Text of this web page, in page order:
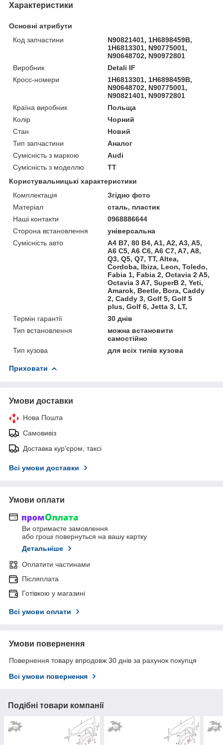
Характеристики
Основні атрибути
Код запчастини
N90821401, 1H6898459B,
1H6813301, N90775001,
N90648702, N90972801
Виробник
Detali IF
Кросс-номери
1H6813301, 1H6898459B,
N90648702, N90775001,
N90821401, N90972801
Країна виробник
Польща
Колір
Чорний
Стан
Новий
Тип запчастини
Аналог
Сумісність з маркою
Audi
Сумісність з моделлю
TT
Користувальницькі характеристики
Комплектація
Згідно фото
Матеріал
сталь, пластик
Наші контакти
0968886644
Сторона встановлення
універсальна
Сумісність авто
A4 B7, 80 B4, A1, A2, A3, A5,
A6 C5, A6 C6, A6 C7, A7, A8,
Q3, Q5, Q7, TT, Altea,
Cordoba, Ibiza, Leon, Toledo,
Fabia 1, Fabia 2, Octavia 2 A5,
Octavia 3 A7, SuperB 2, Yeti,
Amarok, Beetle, Bora, Caddy
2, Caddy 3, Golf 5, Golf 5
plus, Golf 6, Jetta 3, LT,
Термін гарантії
30 днів
Тип встановлення
можна встановити
самостійно
Тип кузова
для всіх типів кузова
Приховати
Умови доставки
Нова Пошта
Самовивіз
Доставка кур'єром, таксі
Всі умови доставки
Умови оплати
Ви отримаєте замовлення
або гроші повернуться на вашу картку
Детальніше
Оплатити частинами
Післяплата
Готівкою у магазині
Всі умови оплати
Умови повернення
Повернення товару впродовж 30 днів за рахунок покупця
Всі умови повернення
Подібні товари компанії